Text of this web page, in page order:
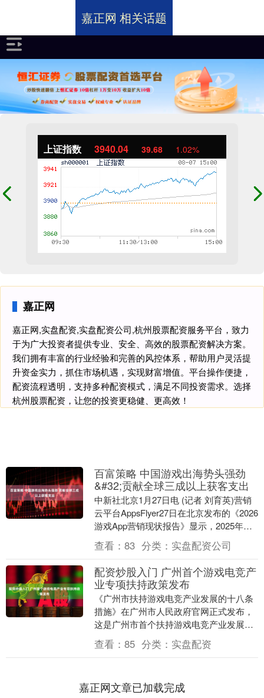
上证指数 3940.04 39.68 1.02%
嘉正网
嘉正网,实盘配资,实盘配资公司,杭州股票配资服务平台，致力
于为广大投资者提供专业、安全、高效的股票配资解决方案。
我们拥有丰富的行业经验和完善的风控体系，帮助用户灵活提
升资金实力，抓住市场机遇，实现财富增值。平台操作便捷，
配资流程透明，支持多种配资模式，满足不同投资需求。选择
杭州股票配资，让您的投资更稳健、更高效！
嘉正网 相关话题
百富策略 中国游戏出海势头强劲
&#32;贡献全球三成以上获客支出
中新社北京1月27日电 (记者 刘育英)营销
云平台AppsFlyer27日在北京发布的《2026
游戏App营销现状报告》显示，2025年中
国游戏厂商出海表现亮眼....
查看： 83 分类： 实盘配资公司
配资炒股入门 广州首个游戏电竞产
业专项扶持政策发布
《广州市扶持游戏电竞产业发展的十八条
措施》在广州市人民政府官网正式发布，
这是广州市首个扶持游戏电竞产业发展的
专项政策。其中提到，设立广州市游戏电
竞产业专项扶持经....
查看： 85 分类： 实盘配资
嘉正网文章已加载完成